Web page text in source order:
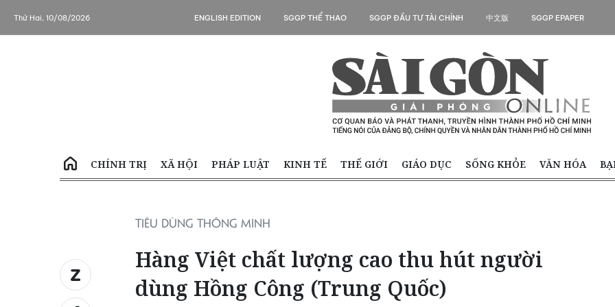
Thứ Hai, 10/08/2026 ENGLISH EDITION SGGP THỂ THAO SGGP ĐẦU TƯ TÀI CHÍNH 中文版 SGGP EPAPER
CHÍNH TRỊ XÃ HỘI PHÁP LUẬT KINH TẾ THẾ GIỚI GIÁO DỤC SỐNG KHỎE VĂN HÓA
TIÊU DÙNG THÔNG MINH
Hàng Việt chất lượng cao thu hút người
dùng Hồng Công (Trung Quốc)